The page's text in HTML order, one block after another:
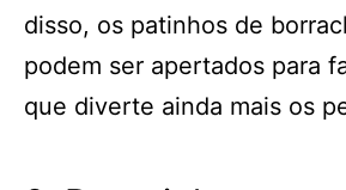
disso, os patinhos de
podem ser apertados para
que diverte ainda mais os